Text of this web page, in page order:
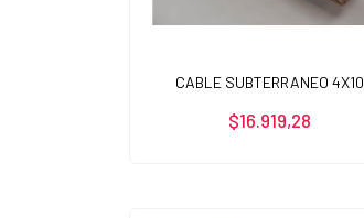
CABLE SUBTERRANEO 4X10
$16.919,28